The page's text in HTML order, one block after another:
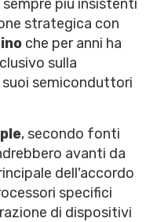
più insistenti
strategica con
che per anni ha
sulla
semiconduttori
, secondo fonti
avanti da
dell'accordo
specifici
di dispositivi